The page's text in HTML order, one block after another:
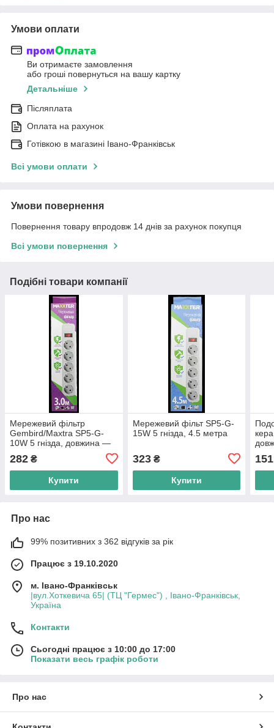
Умови оплати
Ви отримаєте замовлення
або гроші повернуться на вашу картку
Детальніше
Післяплата
Оплата на рахунок
Готівкою в магазині Івано-Франківськ
Всі умови оплати
Умови повернення
Повернення товару впродовж 14 днів за рахунок покупця
Всі умови повернення
Подібні товари компанії
Мережевий фільтр
Gembird/Maxtra SP5-G-
10W 5 гнізда, довжина —
282 ₴
Купити
Мережевий фільт SP5-G-
15W 5 гнізда, 4.5 метра
323₴
Купити
151
Про нас
99% позитивних з 362 відгуків за рік
Працює з 19.10.2020
м. Івано-Франківськ
|вул.Хоткевича 65| (ТЦ "Гермес") , Івано-Франківськ,
Україна
Контакти
Сьогодні працює з 10:00 до 17:00
Показати весь графік роботи
Про нас